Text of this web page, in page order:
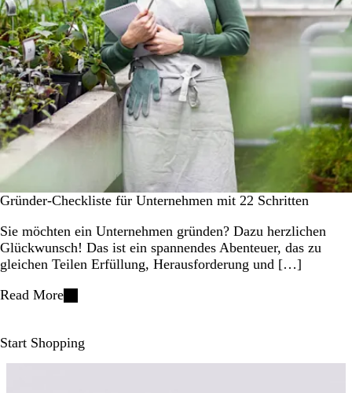
Gründer-Checkliste für Unternehmen mit 22 Schritten
Sie möchten ein Unternehmen gründen? Dazu herzlichen
Glückwunsch! Das ist ein spannendes Abenteuer, das zu
gleichen Teilen Erfüllung, Herausforderung und […]
Read More
Start Shopping